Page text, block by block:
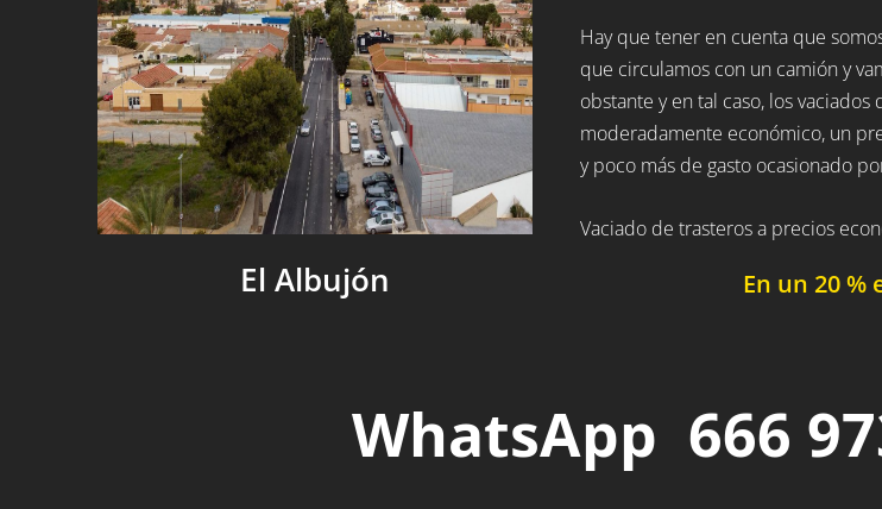
El Albujón
Hay que tener en cuenta que
que circulamos con un camión y
obstante y en tal caso, los
moderadamente económico, un
y poco más de gasto ocasionado
Vaciado de trasteros a precios
En un 20
WhatsApp 666